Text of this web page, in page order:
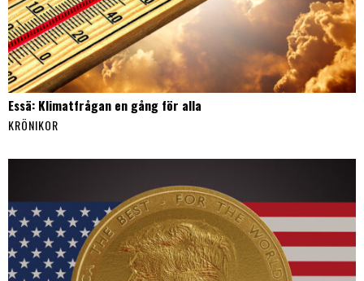
Essä: Klimatfrågan en gång för alla
KRÖNIKOR